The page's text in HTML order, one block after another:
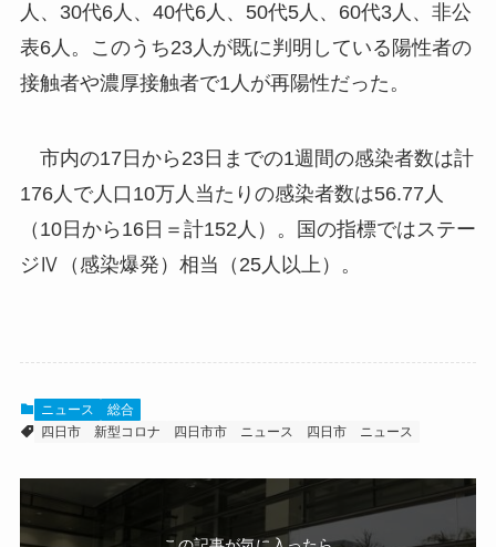
人、30代6人、40代6人、50代5人、60代3人、非公
表6人。このうち23人が既に判明している陽性者の
接触者や濃厚接触者で1人が再陽性だった。
市内の17日から23日までの1週間の感染者数は計
176人で人口10万人当たりの感染者数は56.77人
（10日から16日＝計152人）。国の指標ではステー
ジⅣ（感染爆発）相当（25人以上）。
ニュース
総合
四日市
新型コロナ 四日市市 ニュース 四日市 ニュース